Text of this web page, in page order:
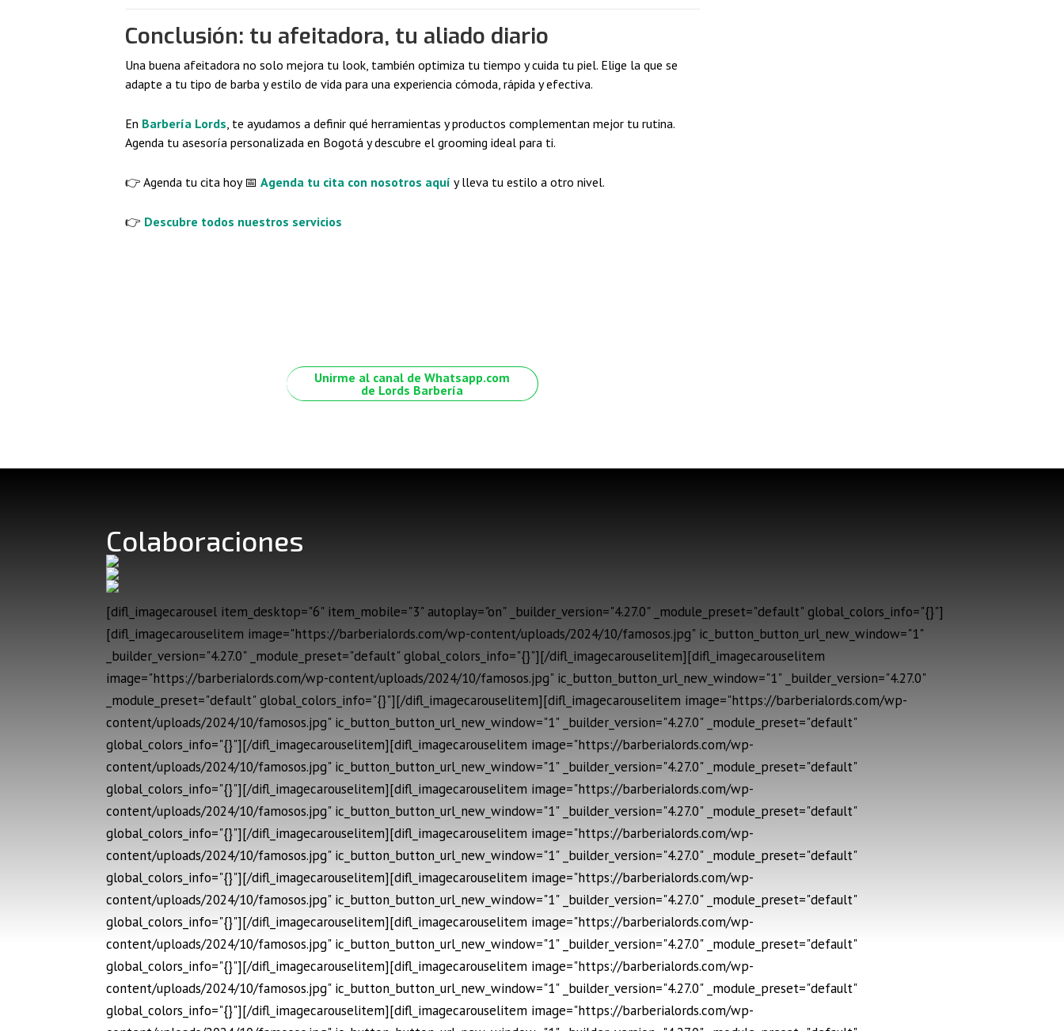
Conclusión: tu afeitadora, tu aliado diario
Una buena afeitadora no solo mejora tu look, también optimiza tu tiempo y cuida tu piel. Elige la que se
adapte a tu tipo de barba y estilo de vida para una experiencia cómoda, rápida y efectiva.
En Barbería Lords , te ayudamos a definir qué herramientas y productos complementan mejor tu rutina.
Agenda tu asesoría personalizada en Bogotá y descubre el grooming ideal para ti.
👉 Agenda tu cita hoy 📅 Agenda tu cita con nosotros aquí y lleva tu estilo a otro nivel.
👉 Descubre todos nuestros servicios
Unirme al canal de Whatsapp.com
de Lords Barbería
Colaboraciones
[difl_imagecarousel item_desktop="6" item_mobile="3" autoplay="on" _builder_version="4.27.0" _module_preset="default" global_colors_info="{}"]
[difl_imagecarouselitem image="https://barberialords.com/wp-content/uploads/2024/10/famosos.jpg" ic_button_button_url_new_window="1"
_builder_version="4.27.0" _module_preset="default" global_colors_info="{}"][/difl_imagecarouselitem][difl_imagecarouselitem
image="https://barberialords.com/wp-content/uploads/2024/10/famosos.jpg" ic_button_button_url_new_window="1" _builder_version="4.27.0"
_module_preset="default" global_colors_info="{}"][/difl_imagecarouselitem][difl_imagecarouselitem image="https://barberialords.com/wp-
content/uploads/2024/10/famosos.jpg" ic_button_button_url_new_window="1" _builder_version="4.27.0" _module_preset="default"
global_colors_info="{}"][/difl_imagecarouselitem][difl_imagecarouselitem image="https://barberialords.com/wp-
content/uploads/2024/10/famosos.jpg" ic_button_button_url_new_window="1" _builder_version="4.27.0" _module_preset="default"
global_colors_info="{}"][/difl_imagecarouselitem][difl_imagecarouselitem image="https://barberialords.com/wp-
content/uploads/2024/10/famosos.jpg" ic_button_button_url_new_window="1" _builder_version="4.27.0" _module_preset="default"
global_colors_info="{}"][/difl_imagecarouselitem][difl_imagecarouselitem image="https://barberialords.com/wp-
content/uploads/2024/10/famosos.jpg" ic_button_button_url_new_window="1" _builder_version="4.27.0" _module_preset="default"
global_colors_info="{}"][/difl_imagecarouselitem][difl_imagecarouselitem image="https://barberialords.com/wp-
content/uploads/2024/10/famosos.jpg" ic_button_button_url_new_window="1" _builder_version="4.27.0" _module_preset="default"
global_colors_info="{}"][/difl_imagecarouselitem][difl_imagecarouselitem image="https://barberialords.com/wp-
content/uploads/2024/10/famosos.jpg" ic_button_button_url_new_window="1" _builder_version="4.27.0" _module_preset="default"
global_colors_info="{}"][/difl_imagecarouselitem][difl_imagecarouselitem image="https://barberialords.com/wp-
content/uploads/2024/10/famosos.jpg" ic_button_button_url_new_window="1" _builder_version="4.27.0" _module_preset="default"
global_colors_info="{}"][/difl_imagecarouselitem][difl_imagecarouselitem image="https://barberialords.com/wp-